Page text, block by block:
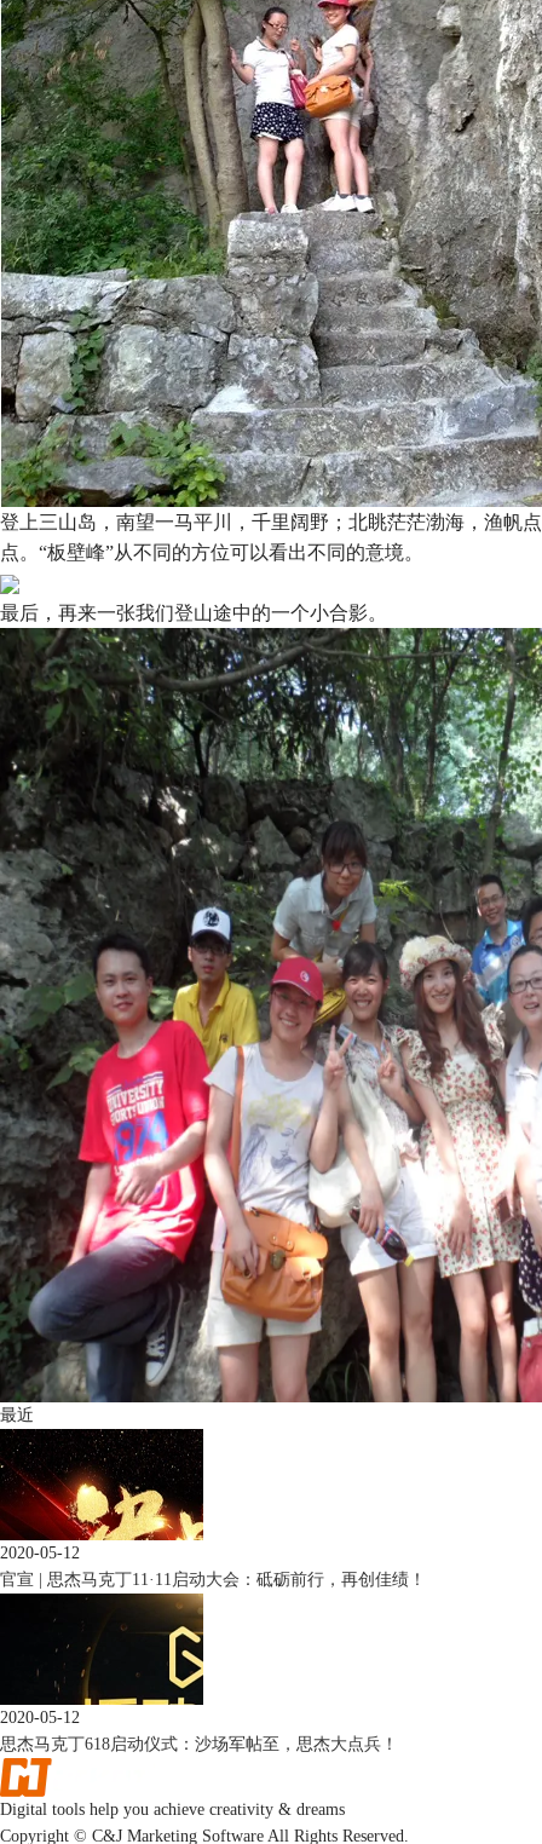
登上三山岛，南望一马平川，千里阔野；北眺茫茫渤海，渔帆点
点。“板壁峰”从不同的方位可以看出不同的意境。
最后，再来一张我们登山途中的一个小合影。
最近
2020-05-12
官宣 | 思杰马克丁11·11启动大会：砥砺前行，再创佳绩！
2020-05-12
思杰马克丁618启动仪式：沙场军帖至，思杰大点兵！
Digital tools help you achieve creativity & dreams
Copyright © C&J Marketing Software All Rights Reserved.